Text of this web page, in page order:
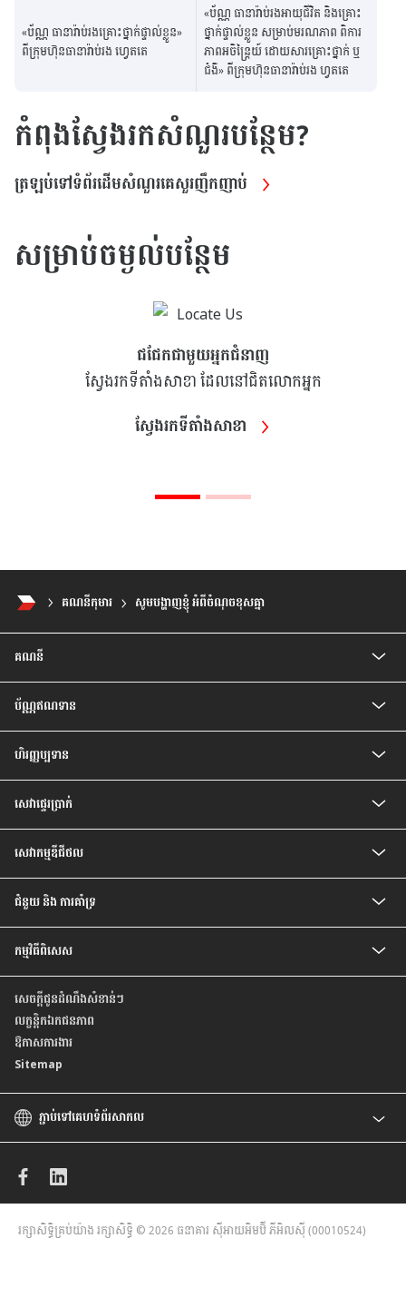
«ប័ណ្ណ ធានារ៉ាប់រងគ្រោះថ្នាក់ផ្ទាល់ខ្លួន»
ពីក្រុមហ៊ុនធានារ៉ាប់រង ហ្វេតតេ
«ប័ណ្ណ ធានារ៉ាប់រងអាយុជីវិត និងគ្រោះ
ថ្នាក់ផ្ទាល់ខ្លួន សម្រាប់មរណភាព ពិការ
ភាពអចិន្ត្រៃយ៍ ដោយសារគ្រោះថ្នាក់ ឬ
ជំងឺ» ពីក្រុមហ៊ុនធានារ៉ាប់រង ហ្វតតេ
កំពុងស្វែងរកសំណួរបន្ថែម?
ត្រឡប់ទៅទំព័រដើមសំណួរគេសួរញឹកញាប់
សម្រាប់ចម្ងល់បន្ថែម
ជជែកជាមួយអ្នកជំនាញ
ស្វែងរកទីតាំងសាខា ដែលនៅជិតលោកអ្នក
ស្វែងរកទីតាំងសាខា
គណនីកុមារ សូមបង្ហាញខ្ញុំ អំពីចំណុចខុសគ្នា
គណនី
គណនីកុមារ
គណនីបញ្ញើសំចៃ
គណនីសន្សំជាប្រាក់រៀល
គណនីបញ្ញើ មានកាលកំណត់
គណនីបញ្ញើ មានកាលកំណត់ ប្រាក់រៀល
គណនីបញ្ញើមានកាលកំណត់ រូបិយប័ណ្ណបរទេស
គណនីសន្សំវៃឆ្លាត
គណនីប្រាក់បៀវត្សវៃឆ្លាត
ប័ណ្ណឥណទាន
ប័ណ្ណឥណទាន CIMB Visa Gold
ប័ណ្ណឥណទាន CIMB PREFERRED VISA PLATINUM
បទប្បញ្ញត្តិ និងលក្ខខណ្ឌរបស់ម្ចាស់ប័ណ្ណ
ហិរញ្ញប្បទាន
ឥណទានគេហដ្ឋាន
ឥណទានរថយន្ត
ឥណទានបុគ្គល
ឥណទានប្រាក់បៀវត្ស
ឥណទានកែលម្អគេហដ្ឋាន
សេវា​ផ្ទេរ​ប្រាក់
សេវាផ្ទេរប្រាក់ Telegraph
សេវាកម្មឌីជីថល
សេវាធនាគារដោយខ្លួនឯង
ជំនួយ និង ការគាំទ្រ
អត្រា និង ការបង់ប្រាក់
សំណួរ ដែលសួរញឹកញាប់
ទំនាក់ទំនងយើងខ្ញុំ
មកកាន់ទីតាំងយើងខ្ញុំ
គោលការណ៍ ស្តីពីការផ្តល់ តម្លៃដល់អតិថិជន ដោយស្មើភាពគ្នា
របាយការណ៍ប្រចាំឆ្នាំ
កម្មវិធីពិសេស
កម្មវិធីពិសេសថ្មីៗ
កម្មវិធីពិសេស សម្រាប់ប័ណ្ណឥណទាន
សេចក្តីជូនដំណឹងសំខាន់ៗ
លក្ខន្តិកឯកជនភាព
ឱកាសការងារ
Sitemap
ភ្ជាប់ទៅគេហទំព័រសាកល
CIMB
CIMB Islamic
CIMB Bank (MY)
CIMB Bank (SG)
CIMB Niaga
រក្សាសិទ្ធិគ្រប់យ៉ាង រក្សាសិទ្ធិ © 2026 ធនាគារ ស៊ីអាយអិមប៊ី ភីអិលស៊ី (00010524)